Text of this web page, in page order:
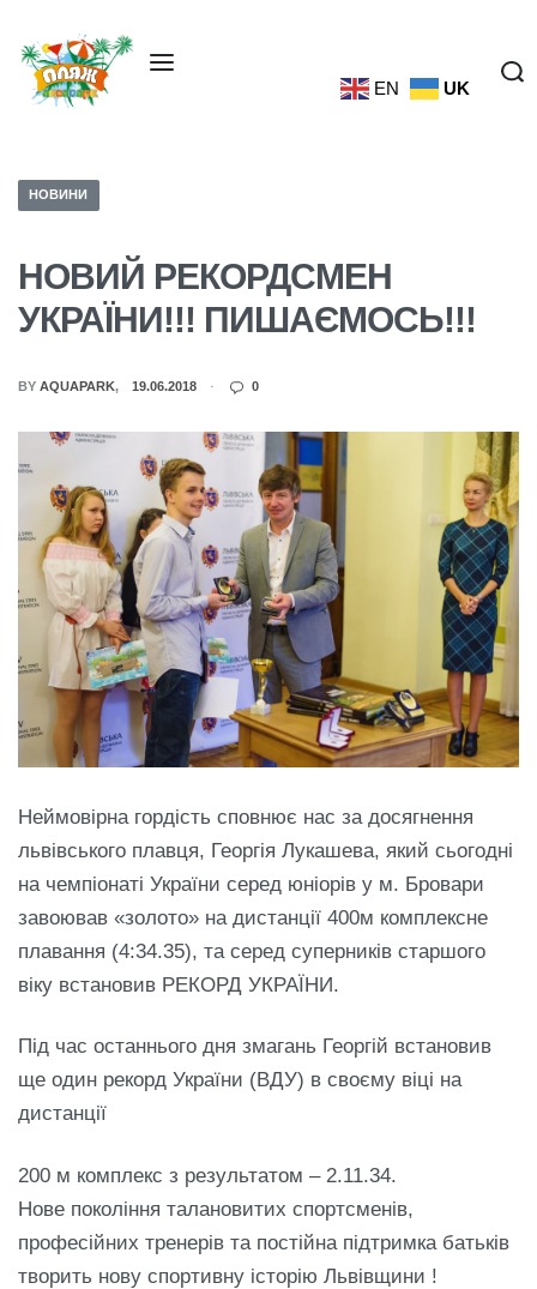
EN UK
НОВИНИ
НОВИЙ РЕКОРДСМЕН
УКРАЇНИ!!! ПИШАЄМОСЬ!!!
BY AQUAPARK 19.06.2018 0
Неймовірна гордість сповнює нас за досягнення
львівського плавця, Георгія Лукашева, який сьогодні
на чемпіонаті України серед юніорів у м. Бровари
завоював «золото» на дистанції 400м комплексне
плавання (4:34.35), та серед суперників старшого
віку встановив РЕКОРД УКРАЇНИ.
Під час останнього дня змагань Георгій встановив
ще один рекорд України (ВДУ) в своєму віці на
дистанції
200 м комплекс з результатом – 2.11.34.
Нове покоління талановитих спортсменів,
професійних тренерів та постійна підтримка батьків
творить нову спортивну історію Львівщини !